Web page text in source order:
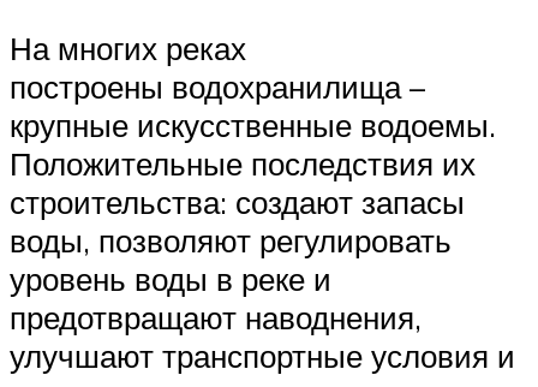
На многих реках
построены водохранилища –
крупные искусственные водоемы.
Положительные последствия их
строительства: создают запасы
воды, позволяют регулировать
уровень воды в реке и
предотвращают наводнения,
улучшают транспортные условия и